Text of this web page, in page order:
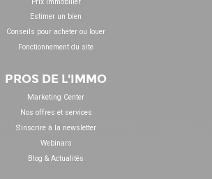
Estimer un bien
Conseils pour acheter ou louer
Fonctionnement du site
PROS DE L'IMMO
Marketing Center
Nos offres et services
S'inscrire à la newsletter
Webinars
Blog & Actualités